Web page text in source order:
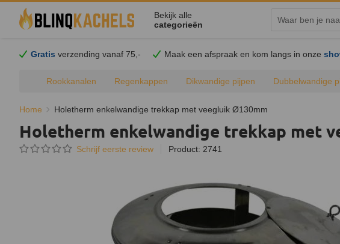
Bekijk alle
categorieën
Gratis verzending vanaf 75,- Maak een afspraak en kom langs in onze
Rookkanalen Regenkappen Dikwandige pijpen Dubbelwandige
Home Holetherm enkelwandige trekkap met veegluik Ø130mm
Holetherm enkelwandige trekkap met
Schrijf eerste review Product: 2741